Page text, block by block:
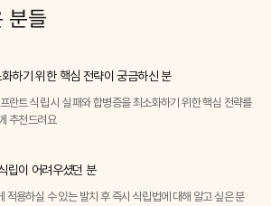
분들
하기 위한 핵심 전략이 궁금하신 분
란트 식립 시 실패와 합병증을 최소화하기 위한 핵심 전략를
추천드려요
립이 어려우셨던 분
적용하실 수 있는 발치 후 즉시 식립법에 대해 알고 싶은 분